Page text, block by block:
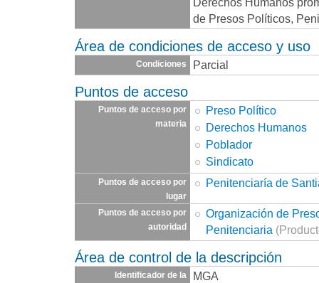
de Presos Políticos,
Área de condiciones de acceso y uso
Condiciones Parcial
Puntos de acceso
Puntos de acceso por
materia
Preso Político
Derechos Humanos
Poblador
Sindicato
Puntos de acceso por
lugar
Penitenciaría de
Puntos de acceso por
autoridad
Organización de
Penitenciaria
Área de control de la descripción
Identificador de la
MGA